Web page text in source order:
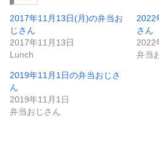
2017年11月13日(月)の弁当お
じさん
2017年11月13日
Lunch
2022
さん
2022
弁当
2019年11月1日の弁当おじさ
ん
2019年11月1日
弁当おじさん